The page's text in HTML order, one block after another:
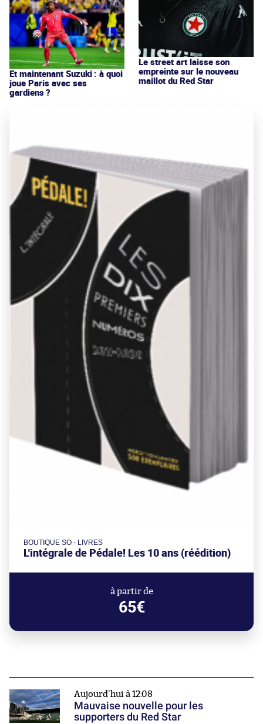
Et maintenant Suzuki : à quoi
joue Paris avec ses
gardiens ?
Le street art laisse son
empreinte sur le nouveau
maillot du Red Star
BOUTIQUE SO - LIVRES
L'intégrale de Pédale! Les 10 ans (réédition)
à partir de
65€
Aujourd'hui à 12:08
Mauvaise nouvelle pour les
supporters du Red Star